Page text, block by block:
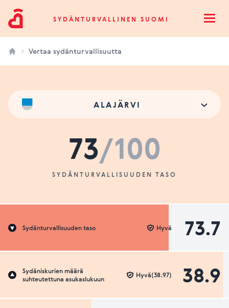
Sydänturvallinen SuomiSYDÄNTURVALLINEN SUOMI
Vertaa sydänturvallisuutta
ALAJÄRVI
73/100
SYDÄNTURVALLISUUDEN TASO
Sydänturvallisuuden taso 73.7
Hyvä
Sydäniskurien määrä
suhteutettuna asukaslukuun
38.9
Hyvä(38.97)